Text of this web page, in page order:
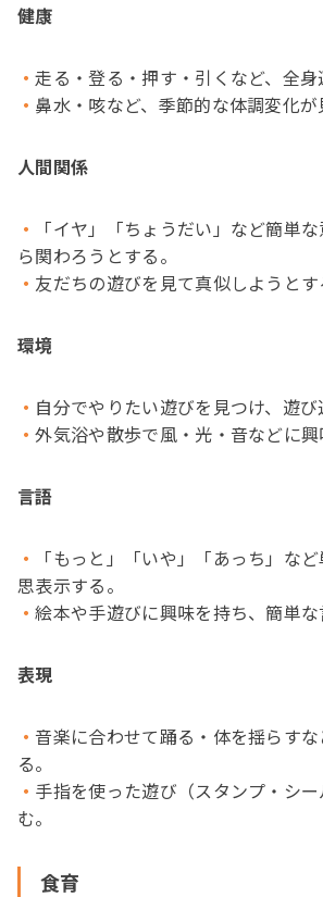
健康
走る・登る・押す・引くなど、全身
鼻水・咳など、季節的な体調変化が
人間関係
「イヤ」「ちょうだい」など簡単
ら関わろうとする。
友だちの遊びを見て真似しようとす
環境
自分でやりたい遊びを見つけ、遊び
外気浴や散歩で風・光・音などに興
言語
「もっと」「いや」「あっち」な
思表示する。
絵本や手遊びに興味を持ち、簡単な
表現
音楽に合わせて踊る・体を揺らす
る。
手指を使った遊び（スタンプ・シ
む。
食育